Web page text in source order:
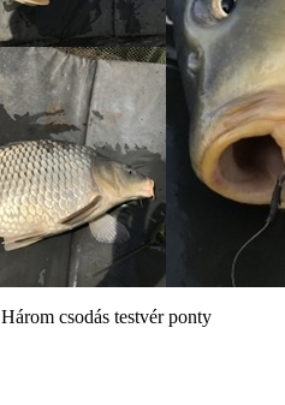
Három csodás testvér ponty